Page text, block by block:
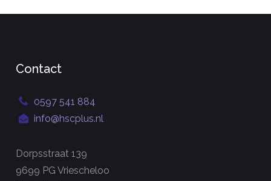
Contact
0597 541 884
info@hscplus.nl
Dorpsstraat 139
9699 PG Vriescheloo